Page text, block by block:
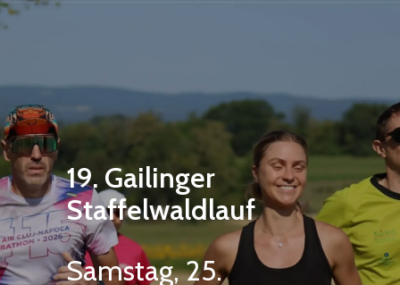
19. Gailinger
Staffelwaldlauf
Samstag, 25.